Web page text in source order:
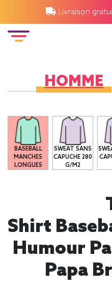
Livraison
HOMME
BASEBALL
MANCHES
LONGUES
SWEAT SANS
CAPUCHE 280
G/M2
Shirt
Humour
Papa